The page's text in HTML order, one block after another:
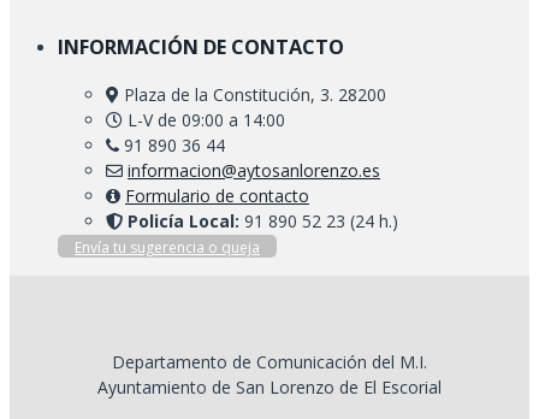
INFORMACIÓN DE CONTACTO
Plaza de la Constitución, 3. 28200
L-V de 09:00 a 14:00
91 890 36 44
informacion@aytosanlorenzo.es
Formulario de contacto
Policía Local: 91 890 52 23 (24 h.)
Envía tu sugerencia o queja
Departamento de Comunicación del M.I.
Ayuntamiento de San Lorenzo de El Escorial